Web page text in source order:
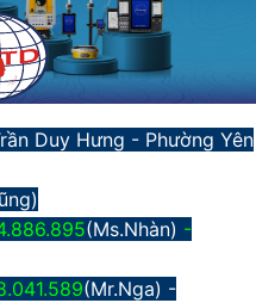
Duy Hưng - Phường Yên
(Ms.Nhàn) -
(Mr.Nga) -